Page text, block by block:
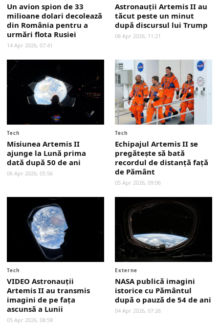
Un avion spion de 33
milioane dolari decolează
din România pentru a
urmări flota Rusiei
14 Apr 2026, 07:41
Astronauții Artemis II au
tăcut peste un minut
după discursul lui Trump
08 Apr 2026, 11:21
Tech
Misiunea Artemis II
ajunge la Lună prima
dată după 50 de ani
06 Apr 2026, 05:56
Tech
Echipajul Artemis II se
pregătește să bată
recordul de distanță față
de Pământ
05 Apr 2026, 09:06
Tech
VIDEO Astronauții
Artemis II au transmis
imagini de pe fața
ascunsă a Lunii
05 Apr 2026, 08:58
Externe
NASA publică imagini
istorice cu Pământul
după o pauză de 54 de ani
04 Apr 2026, 07:26